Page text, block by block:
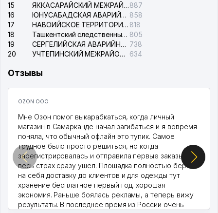
15
ЯККАСАРАЙСКИЙ МЕЖРАЙОННЫЙ СУД ПО ГРАЖДАНСКИМ ДЕЛАМ887
16
ЮНУСАБАДСКАЯ АВАРИЙНАЯ СЛУЖБА ЭЛЕКТРОСЕТИ 858
17
НАВОИЙСКОЕ ТЕРРИТОРИАЛЬНОЕ ПРЕДПРИЯТИЕ ЭЛЕКТРОСЕТИ АО 818
18
Ташкентский следственный изолятор 805
19
СЕРГЕЛИЙСКАЯ АВАРИЙНАЯ СЛУЖБА ЭЛЕКТРОСЕТИ 738
20
УЧТЕПИНСКИЙ МЕЖРАЙОННЫЙ СУД ПО ГРАЖДАНСКИМ ДЕЛАМ 634
Отзывы
OZON ООО
Мне Озон помог выкарабкаться, когда личный
магазин в Самарканде начал загибаться и я вовремя
поняла, что обычный офлайн это тупик. Самое
трудное было просто решиться, но когда
зарегистрировалась и отправила первые заказы,
весь страх сразу ушел. Площадка полностью берет
на себя доставку до клиентов и для одежды тут
хранение бесплатное первый год, хорошая
экономия. Раньше боялась рекламы, а теперь вижу
результаты. В последнее время из России очень